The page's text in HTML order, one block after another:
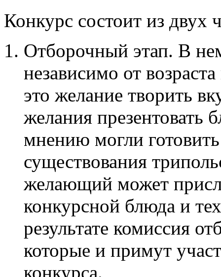
Конкурс состоит из двух
Отборочный этап. В
независимо от
это желание творить
желания презентовать
мнению могли
существования
желающий может
конкурсной блюда и
результате комиссия
которые и примут
конкурса.